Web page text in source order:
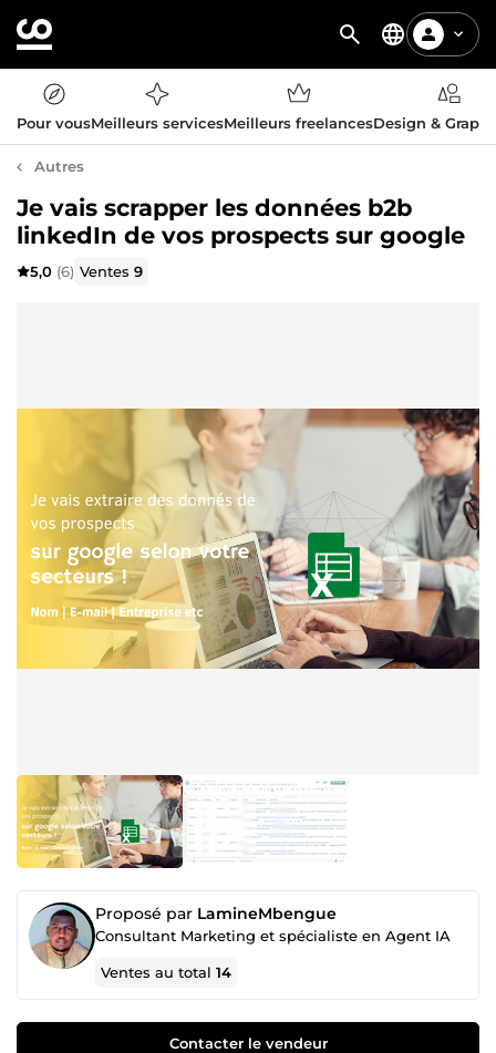
Pour vousMeilleurs servicesMeilleurs freelancesDesign &
Autres
Je vais scrapper les données b2b
linkedIn de vos prospects sur google
5,0 (6) Ventes9
Proposé par LamineMbengue
Consultant Marketing et spécialiste en Agent IA
Ventes au total14
Contacter le vendeur